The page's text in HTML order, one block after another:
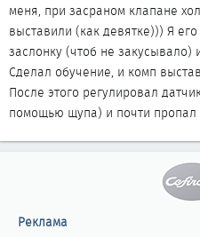
меня, при засраном клапане
выставили (как девятке))) Я
заслонку (чтоб не закусывало)
Сделал обучение, и комп
После этого регулировал
помощью щупа) и почти пропал
Реклама